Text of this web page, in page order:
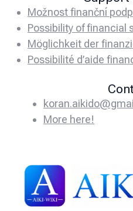
Možnost finanční
Possibility of financial
Möglichkeit der
Possibilité d’aide
More here!